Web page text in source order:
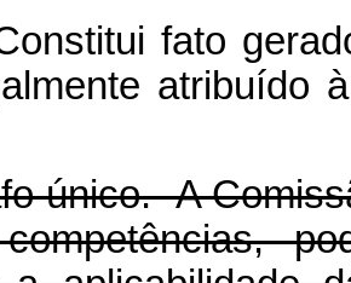
fato
atribuído
único. A